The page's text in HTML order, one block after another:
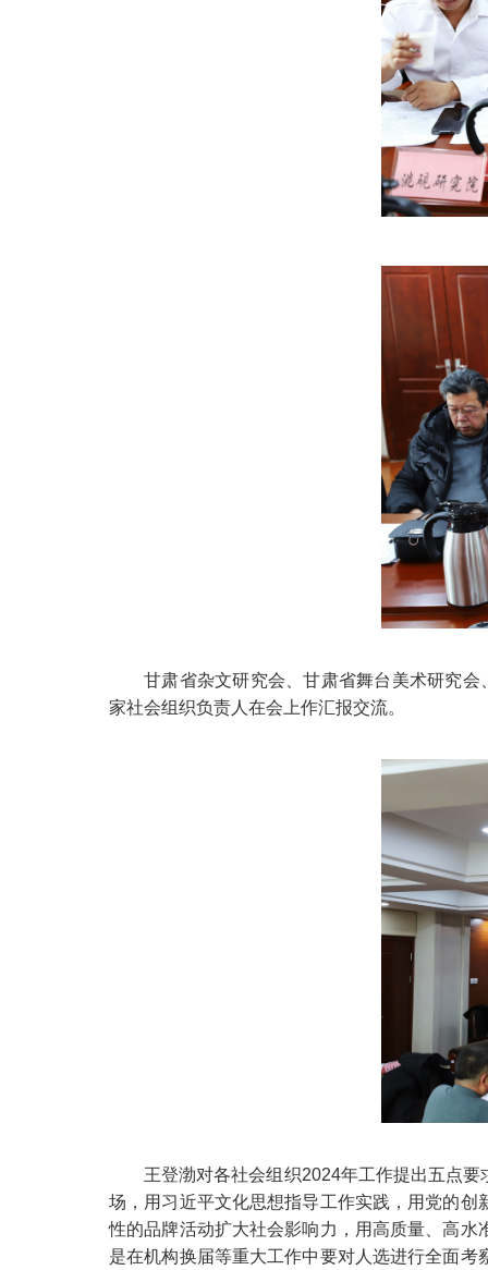
甘肃省杂文研究会、甘肃省舞台美术研究
家社会组织负责人在会上作汇报交流。
王登渤对各社会组织2024年工作提出五点
场，用习近平文化思想指导工作实践，用党的
性的品牌活动扩大社会影响力，用高质量、高
是在机构换届等重大工作中要对人选进行全面